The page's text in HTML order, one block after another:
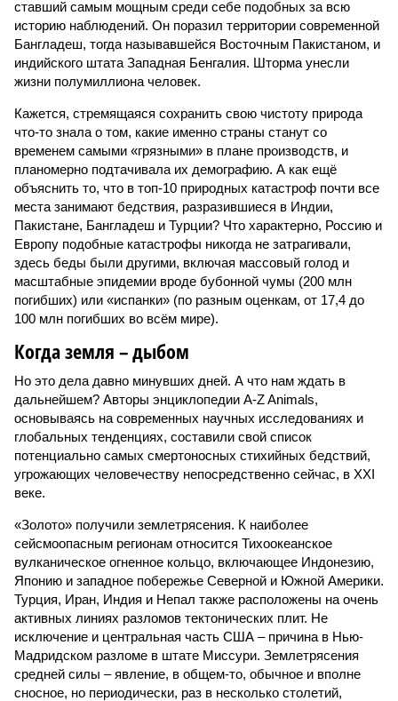
ставший самым мощным среди себе подобных за всю
историю наблюдений. Он поразил территории современной
Бангладеш, тогда называвшейся Восточным Пакистаном, и
индийского штата Западная Бенгалия. Шторма унесли
жизни полумиллиона человек.
Кажется, стремящаяся сохранить свою чистоту природа
что-то знала о том, какие именно страны станут со
временем самыми «грязными» в плане производств, и
планомерно подтачивала их демографию. А как ещё
объяснить то, что в топ-10 природных катастроф почти все
места занимают бедствия, разразившиеся в Индии,
Пакистане, Бангладеш и Турции? Что характерно, Россию и
Европу подобные катастрофы никогда не затрагивали,
здесь беды были другими, включая массовый голод и
масштабные эпидемии вроде бубонной чумы (200 млн
погибших) или «испанки» (по разным оценкам, от 17,4 до
100 млн погибших во всём мире).
Когда земля – дыбом
Но это дела давно минувших дней. А что нам ждать в
дальнейшем? Авторы энциклопедии A-Z Animals,
основываясь на современных научных исследованиях и
глобальных тенденциях, составили свой список
потенциально самых смертоносных стихийных бедствий,
угрожающих человечеству непосредственно сейчас, в XXI
веке.
«Золото» получили землетрясения. К наиболее
сейсмоопасным регионам относится Тихоокеанское
вулканическое огненное кольцо, включающее Индонезию,
Японию и западное побережье Северной и Южной Америки.
Турция, Иран, Индия и Непал также расположены на очень
активных линиях разломов тектонических плит. Не
исключение и центральная часть США – причина в Нью-
Мадридском разломе в штате Миссури. Землетрясения
средней силы – явление, в общем-то, обычное и вполне
сносное, но периодически, раз в несколько столетий,